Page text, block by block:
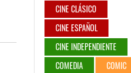
CINE CLÁSICO
CINE ESPAÑOL
CINE INDEPENDIENTE
COMEDIA
COMIC